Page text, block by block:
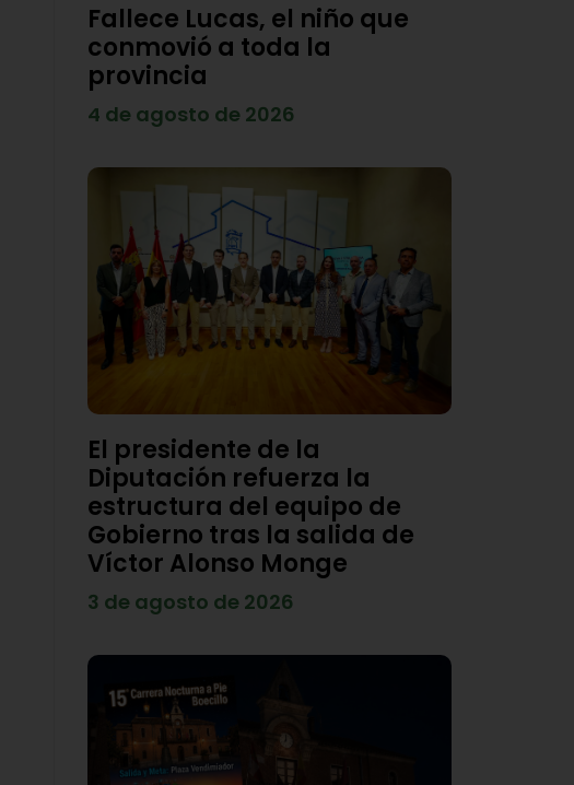
Fallece Lucas, el niño que
conmovió a toda la
provincia
4 de agosto de 2026
El presidente de la
Diputación refuerza la
estructura del equipo de
Gobierno tras la salida de
Víctor Alonso Monge
3 de agosto de 2026